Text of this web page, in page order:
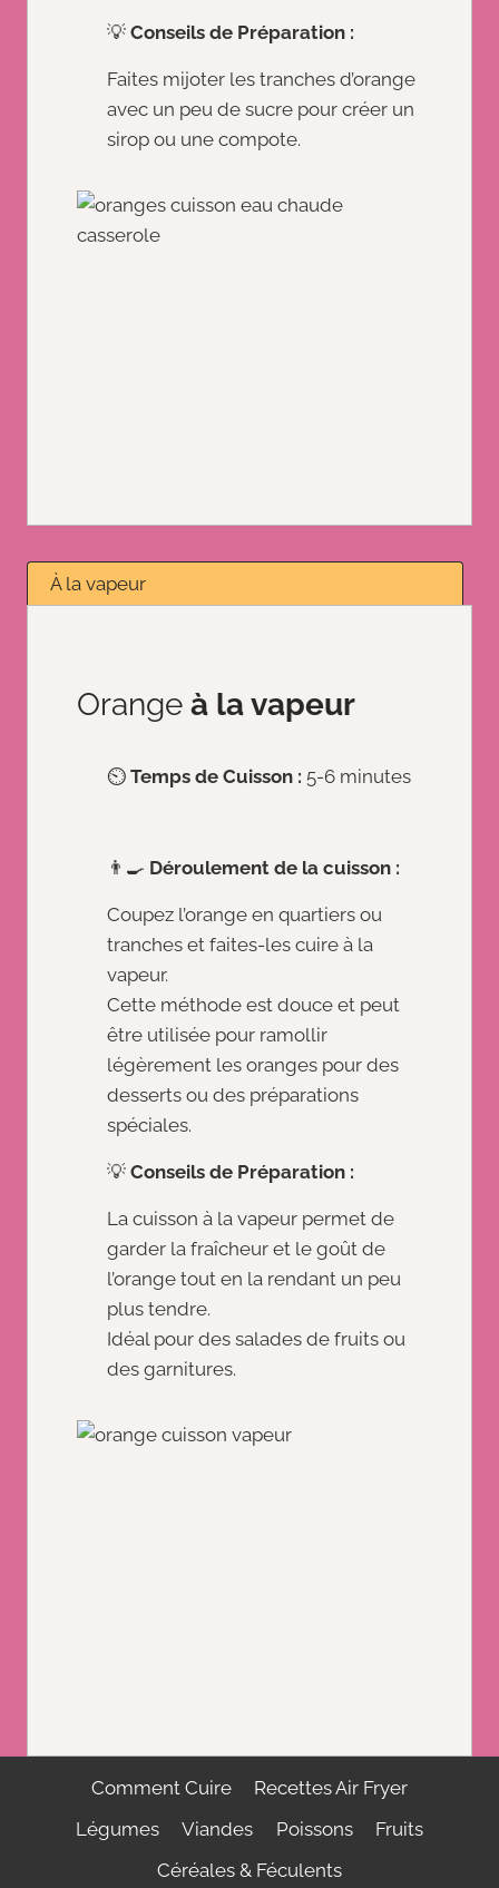
💡 Conseils de Préparation :
Faites mijoter les tranches d’orange
avec un peu de sucre pour créer un
sirop ou une compote.
À la vapeur
Orange à la vapeur
⏲️ Temps de Cuisson : 5-6 minutes
👨‍🍳 Déroulement de la cuisson :
Coupez l’orange en quartiers ou
tranches et faites-les cuire à la
vapeur.
Cette méthode est douce et peut
être utilisée pour ramollir
légèrement les oranges pour des
desserts ou des préparations
spéciales.
💡 Conseils de Préparation :
La cuisson à la vapeur permet de
garder la fraîcheur et le goût de
l’orange tout en la rendant un peu
plus tendre.
Idéal pour des salades de fruits ou
des garnitures.
Comment Cuire
Recettes Air Fryer
Légumes
Viandes Poissons
Fruits
Céréales & Féculents